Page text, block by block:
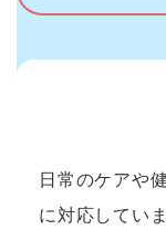
日常のケアや
に対応していま